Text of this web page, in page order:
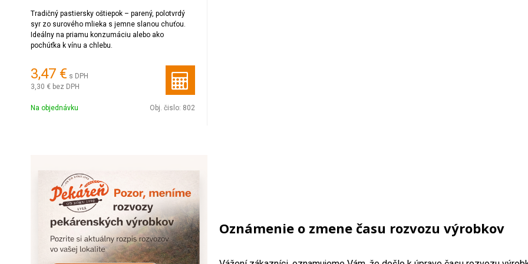
Tradičný pastiersky oštiepok – parený, polotvrdý
syr zo surového mlieka s jemne slanou chuťou.
Ideálny na priamu konzumáciu alebo ako
pochúťka k vínu a chlebu.
3,47 € s DPH
3,30 € bez DPH
Na objednávku Obj. čislo: 802
Oznámenie o zmene času rozvozu výrobkov